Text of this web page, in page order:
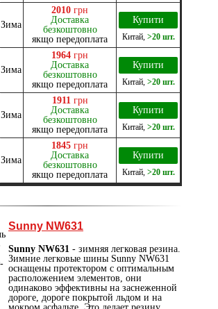
Зима
2010 грн
Доставка
безкоштовно
якщо передоплата
Купити
Китай, >20 шт.
Зима
1964 грн
Доставка
безкоштовно
якщо передоплата
Купити
Китай, >20 шт.
Зима
1911 грн
Доставка
безкоштовно
якщо передоплата
Купити
Китай, >20 шт.
Зима
1845 грн
Доставка
безкоштовно
якщо передоплата
Купити
Китай, >20 шт.
Sunny NW631
Sunny NW631 - зимняя легковая резина.
Зимние легковые шины Sunny NW631
оснащены протектором с оптимальным
расположением элементов, они
одинаково эффективны на заснеженной
дороге, дороге покрытой льдом и на
мокром асфальте. Это делает резину